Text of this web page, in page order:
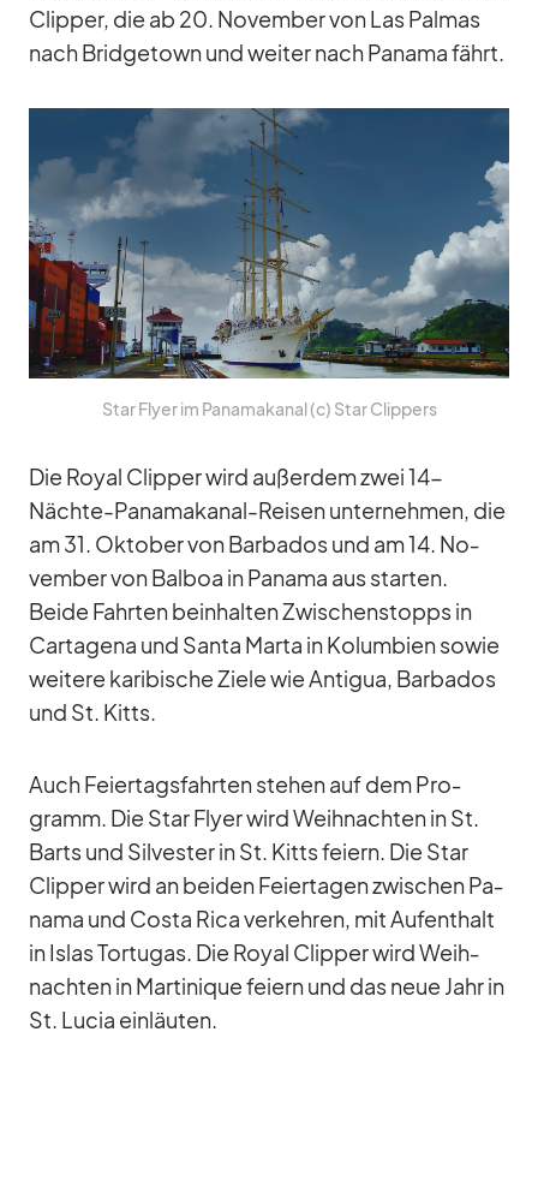
Clip­per, die ab 20. No­vem­ber von Las Pal­mas
nach Bridge­town und wei­ter nach Pa­nama fährt.
Star Flyer im Pa­na­ma­ka­nal (c) Star Clip­pers
Die Royal Clip­per wird au­ßer­dem zwei 14-
Nächte-Pa­na­ma­ka­nal-Rei­sen un­ter­neh­men, die
am 31. Ok­to­ber von Bar­ba­dos und am 14. No­
vem­ber von Bal­boa in Pa­nama aus star­ten.
Beide Fahr­ten be­inhal­ten Zwi­schen­stopps in
Car­ta­gena und Santa Marta in Ko­lum­bien so­wie
wei­tere ka­ri­bi­sche Ziele wie An­ti­gua, Bar­ba­dos
und St. Kitts.
Auch Fei­er­tags­fahr­ten ste­hen auf dem Pro­
gramm. Die Star Flyer wird Weih­nach­ten in St.
Barts und Sil­ves­ter in St. Kitts fei­ern. Die Star
Clip­per wird an bei­den Fei­er­ta­gen zwi­schen Pa­
nama und Costa Rica ver­keh­ren, mit Auf­ent­halt
in Is­las Tor­tu­gas. Die Royal Clip­per wird Weih­
nach­ten in Mar­ti­ni­que fei­ern und das neue Jahr in
St. Lu­cia ein­läu­ten.